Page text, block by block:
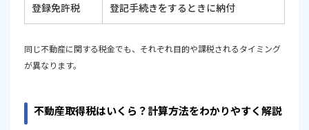
登録免許税 登記手続きをするときに納付
同じ不動産に関する税金でも、それぞれ目的や課税されるタイミング
が異なります。
不動産取得税はいくら？計算方法をわかりやすく解説